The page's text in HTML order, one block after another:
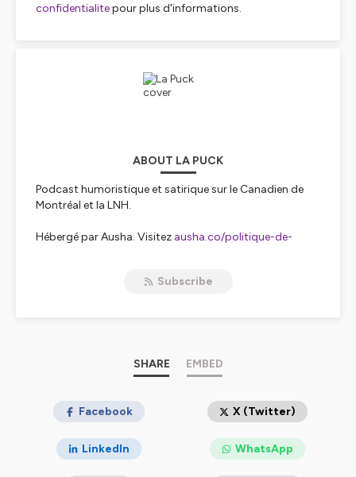
confidentialitepour plus d'informations.
ABOUT LA PUCK
Podcast humoristique et satirique sur le Canadien de
Montréal et la LNH.
Hébergé par Ausha. Visitez ausha.co/politique-de-
Subscribe
SHARE EMBED
Facebook X (Twitter)
LinkedIn WhatsApp